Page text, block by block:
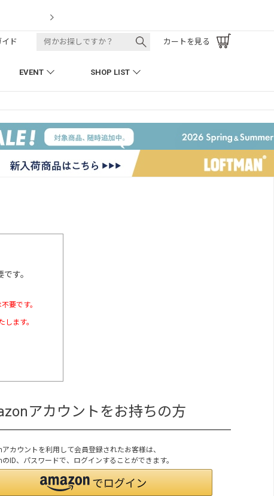
EVENT SHOP LIST
ド カートを見る
す。
要です。
ます。
アカウントをお持ちの方
カウントを利用して会員登録されたお客様は、
ID、パスワードで、ログインすることができます。